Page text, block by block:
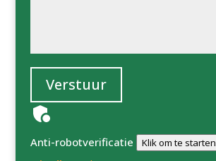
Verstuur
Anti-robotverificatie Klik om te starten